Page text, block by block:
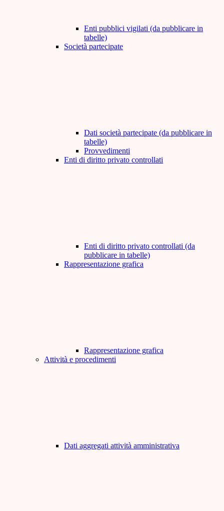
Enti pubblici vigilati (da pubblicare in
tabelle)
Società partecipate
Dati società partecipate (da pubblicare in
tabelle)
Provvedimenti
Enti di diritto privato controllati
Enti di diritto privato controllati (da
pubblicare in tabelle)
Rappresentazione grafica
Rappresentazione grafica
Attività e procedimenti
Dati aggregati attività amministrativa